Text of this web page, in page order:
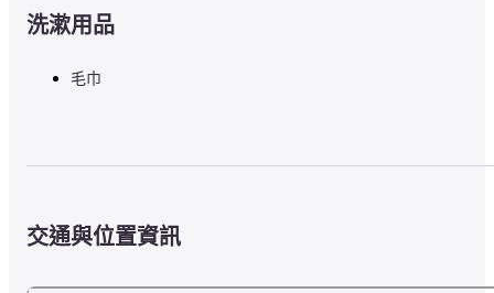
洗漱用品
毛巾
交通與位置資訊